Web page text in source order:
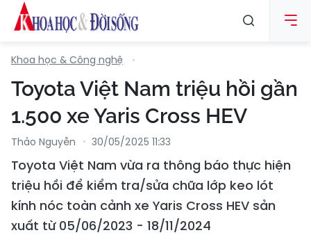
Khoa học & Công nghệ
Toyota Việt Nam triệu hồi gần
1.500 xe Yaris Cross HEV
Thảo Nguyễn 30/05/2025 11:33
Toyota Việt Nam vừa ra thông báo thực hiện
triệu hồi để kiểm tra/sửa chữa lớp keo lót
kính nóc toàn cảnh xe Yaris Cross HEV sản
xuất từ 05/06/2023 - 18/11/2024